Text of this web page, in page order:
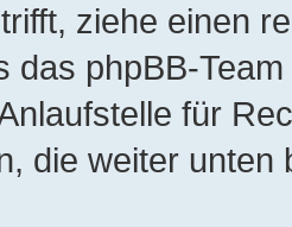
ziehe einen
das phpBB-
für
die weiter unten